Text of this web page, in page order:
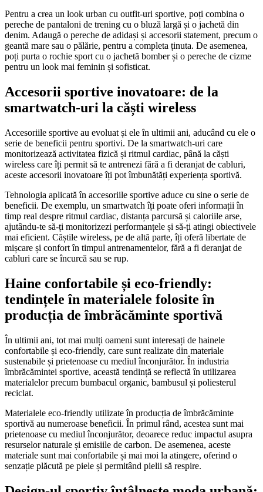
Pentru a crea un look urban cu outfit-uri sportive, poți combina o
pereche de pantaloni de trening cu o bluză largă și o jachetă din
denim. Adaugă o pereche de adidași și accesorii statement, precum o
geantă mare sau o pălărie, pentru a completa ținuta. De asemenea,
poți purta o rochie sport cu o jachetă bomber și o pereche de cizme
pentru un look mai feminin și sofisticat.
Accesorii sportive inovatoare: de la
smartwatch-uri la căști wireless
Accesoriile sportive au evoluat și ele în ultimii ani, aducând cu ele o
serie de beneficii pentru sportivi. De la smartwatch-uri care
monitorizează activitatea fizică și ritmul cardiac, până la căști
wireless care îți permit să te antrenezi fără a fi deranjat de cabluri,
aceste accesorii inovatoare îți pot îmbunătăți experiența sportivă.
Tehnologia aplicată în accesoriile sportive aduce cu sine o serie de
beneficii. De exemplu, un smartwatch îți poate oferi informații în
timp real despre ritmul cardiac, distanța parcursă și caloriile arse,
ajutându-te să-ți monitorizezi performanțele și să-ți atingi obiectivele
mai eficient. Căștile wireless, pe de altă parte, îți oferă libertate de
mișcare și confort în timpul antrenamentelor, fără a fi deranjat de
cabluri care se încurcă sau se rup.
Haine confortabile și eco-friendly:
tendințele în materialele folosite în
producția de îmbrăcăminte sportivă
În ultimii ani, tot mai mulți oameni sunt interesați de hainele
confortabile și eco-friendly, care sunt realizate din materiale
sustenabile și prietenoase cu mediul înconjurător. În industria
îmbrăcămintei sportive, această tendință se reflectă în utilizarea
materialelor precum bumbacul organic, bambusul și poliesterul
reciclat.
Materialele eco-friendly utilizate în producția de îmbrăcăminte
sportivă au numeroase beneficii. În primul rând, acestea sunt mai
prietenoase cu mediul înconjurător, deoarece reduc impactul asupra
resurselor naturale și emisiile de carbon. De asemenea, aceste
materiale sunt mai confortabile și mai moi la atingere, oferind o
senzație plăcută pe piele și permitând pielii să respire.